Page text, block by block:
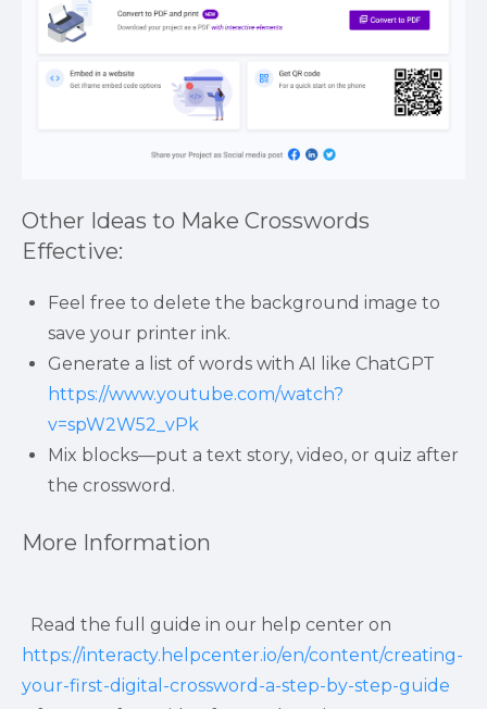
Other Ideas to Make Crosswords
Effective:
Feel free to delete the background image to
save your printer ink.
https://www.youtube.com/watch?
v=spW2W52_vPk
Mix blocks—put a text story, video, or quiz after
the crossword.
More Information
https://interacty.helpcenter.io/en/content/creating-
your-first-digital-crossword-a-step-by-step-guide